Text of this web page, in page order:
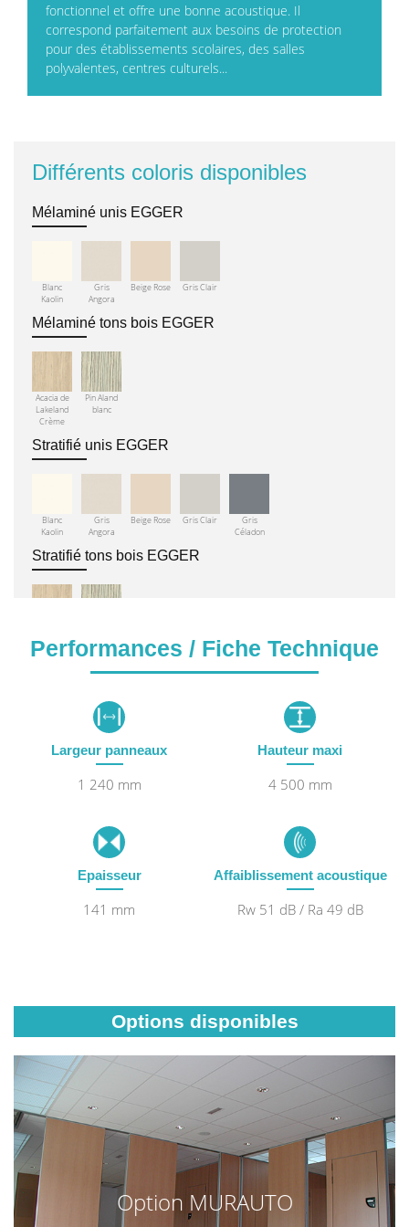
fonctionnel et offre une bonne acoustique. Il
correspond parfaitement aux besoins de protection
pour des établissements scolaires, des salles
polyvalentes, centres culturels...
Différents coloris disponibles
Mélaminé unis EGGER
Blanc
Kaolin
Gris
Angora
Beige Rose Gris Clair
Mélaminé tons bois EGGER
Acacia de
Lakeland
Crème
Pin Aland
blanc
Stratifié unis EGGER
Blanc
Kaolin
Gris
Angora
Beige Rose Gris Clair
Gris
Céladon
Stratifié tons bois EGGER
Lakeland
Crème
blanc
Stratifié HPL ABET LAMINATI (coloris non
Performances / Fiche Technique
Largeur panneaux
1 240 mm
Hauteur maxi
4 500 mm
Epaisseur
141 mm
Affaiblissement acoustique
Rw 51 dB / Ra 49 dB
Options disponibles
Option MURAUTO